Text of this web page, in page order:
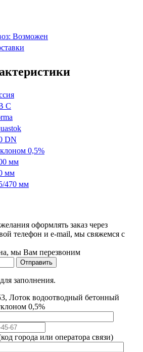
Возможен
C
DN
0,5%
мм
мм
470 мм
оформлять заказ через
телефон и e-mail, мы свяжемся с
мы Вам перезвоним
Отправить
заполнения.
Лоток водоотводный бетонный
0,5%
города или оператора связи)